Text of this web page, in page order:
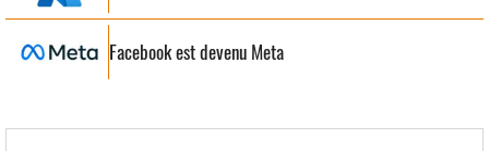
Facebook est devenu Meta